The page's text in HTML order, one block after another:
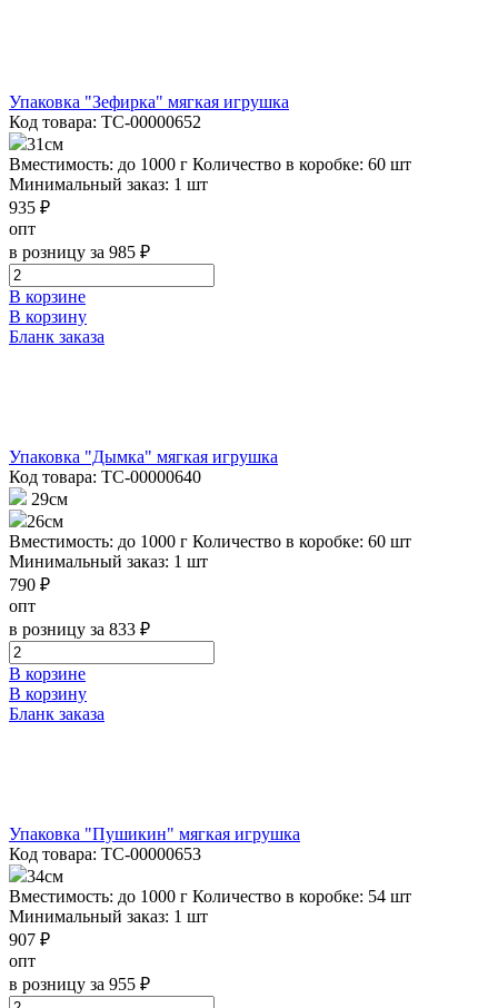
Упаковка "Зефирка" мягкая игрушка
Код товара: ТС-00000652
31см
Вместимость: до 1000 г Количество в коробке: 60 шт
Минимальный заказ: 1 шт
935 ₽
опт
в розницу за 985 ₽
В корзине
В корзину
Бланк заказа
Упаковка "Дымка" мягкая игрушка
Код товара: ТС-00000640
29см
26см
Вместимость: до 1000 г Количество в коробке: 60 шт
Минимальный заказ: 1 шт
790 ₽
опт
в розницу за 833 ₽
В корзине
В корзину
Бланк заказа
Упаковка "Пушикин" мягкая игрушка
Код товара: ТС-00000653
34см
Вместимость: до 1000 г Количество в коробке: 54 шт
Минимальный заказ: 1 шт
907 ₽
опт
в розницу за 955 ₽